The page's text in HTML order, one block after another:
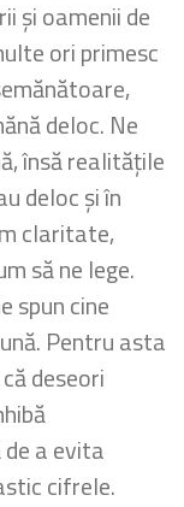
și oamenii de
ori primesc
deloc. Ne
însă realitățile
deloc și în
claritate,
să ne lege.
spun cine
Pentru asta
deseori
a evita
cifrele.